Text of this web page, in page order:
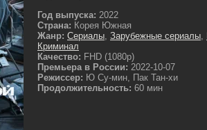
Год выпуска: 2022
Страна: Корея Южная
Жанр: Сериалы, Зарубежные сериалы,
Криминал
Качество: FHD (1080p)
Премьера в России: 2022-10-07
Режиссер: Ю Су-мин, Пак Тан-хи
Продолжительность: 60 мин